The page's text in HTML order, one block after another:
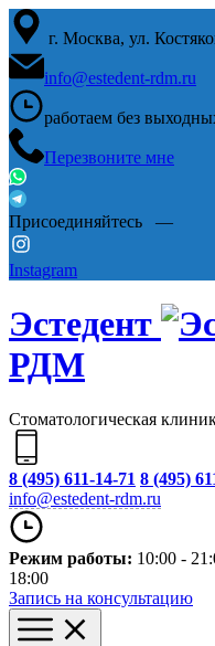
г. Москва, ул.
info@estedent-rdm.ru
работаем без
Перезвоните мне
Присоединяйтесь —
Instagram
Эстедент
РДМ
Стоматологическая
8 (495) 611-14-71 8 (495)
info@estedent-rdm.ru
Режим работы: 10:00 -
18:00
Запись на консультацию